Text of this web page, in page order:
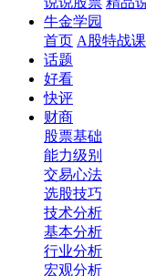
牛金学园
首页 A股特战课
话题
好看
快评
财商
股票基础
能力级别
交易心法
选股技巧
技术分析
基本分析
行业分析
宏观分析